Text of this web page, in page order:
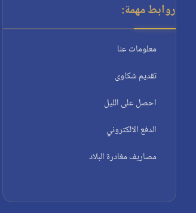
روابط مهمة:
معلومات عنا
تقديم شكاوى
احصل على الليل
الدفع الالكتروني
مصاريف مغادرة البلاد